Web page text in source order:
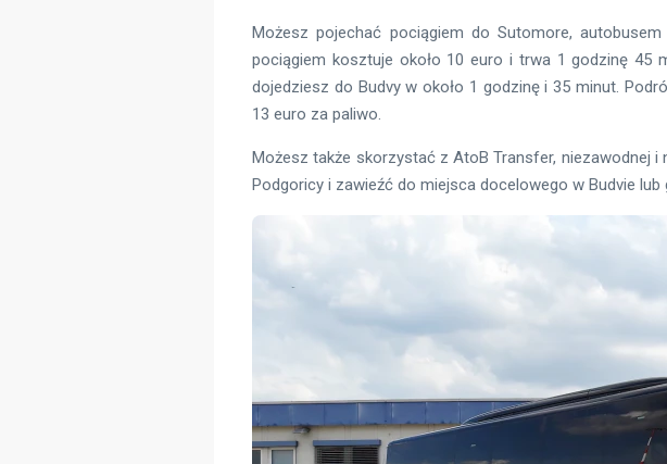
Możesz pojechać pociągiem do Sutomore,
pociągiem kosztuje około 10 euro i trwa 1 godzinę 45
dojedziesz do Budvy w około 1 godzinę i 35 minut.
13 euro za paliwo.
Możesz także skorzystać z AtoB Transfer, niezawodnej
Podgoricy i zawieźć do miejsca docelowego w Budvie